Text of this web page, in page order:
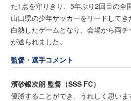
た1点を守りきり、5年ぶり2回目の全
山口県の少年サッカーをリードしてき
白熱したゲームとなり、会場から両
が送られました。
監督・選手コメント
濱砂銀次朗 監督（SSS FC）
優勝することができ、うれしく思いま